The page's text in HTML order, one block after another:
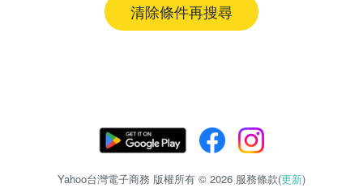
清除條件再搜尋
Yahoo台灣電子商務 版權所有 © 2026 服務條款(更新)